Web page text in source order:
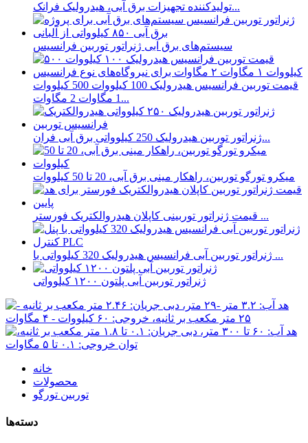
تولیدکننده تجهیزات برق آبی، هیدرولیک فرانک...
سیستم‌های برق آبی ژنراتور توربین فرانسیس
قیمت توربین فرانسیس هیدرولیک 100 کیلووات 500 کیلووات
1 مگاوات 2 مگاوات...
ژنراتور توربین هیدرولیک 250 کیلوواتی برق آبی فران...
میکرو تورگو توربین، راهکار مینی برق آبی، 20 تا 50 کیلووات
قیمت ژنراتور توربینی کاپلان هیدروالکتریک فورستر ...
ژنراتور توربین آبی فرانسیس هیدرولیک 320 کیلوواتی با ...
ژنراتور توربین آبی پلتون ۱۲۰۰ کیلوواتی
خانه
محصولات
توربین تورگو
دسته‌ها